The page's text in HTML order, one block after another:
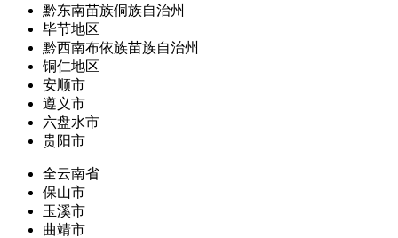
黔东南苗族侗族自治州
毕节地区
黔西南布依族苗族自治州
铜仁地区
安顺市
遵义市
六盘水市
贵阳市
全云南省
保山市
玉溪市
曲靖市